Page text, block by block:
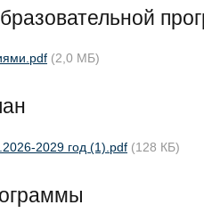
(2,0 МБ)
2029 год (1).pdf (128 КБ)